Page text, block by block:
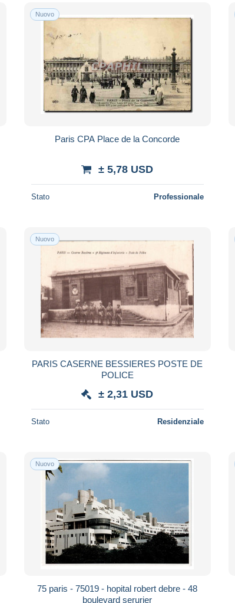
Nuovo
Paris CPA Place de la Concorde
± 5,78 USD
Stato Professionale
Nuovo
PARIS CASERNE BESSIERES POSTE DE
POLICE
± 2,31 USD
Stato Residenziale
Nuovo
75 paris - 75019 - hopital robert debre - 48
boulevard serurier